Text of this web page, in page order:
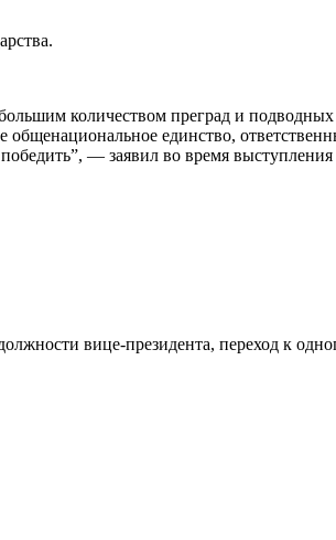
большим количеством преград и
единство,
— заявил во время
вице-президента, переход к